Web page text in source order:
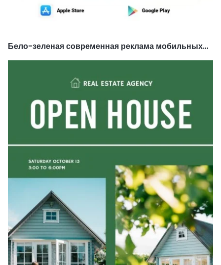
Бело-зеленая современная реклама мобильных
приложений